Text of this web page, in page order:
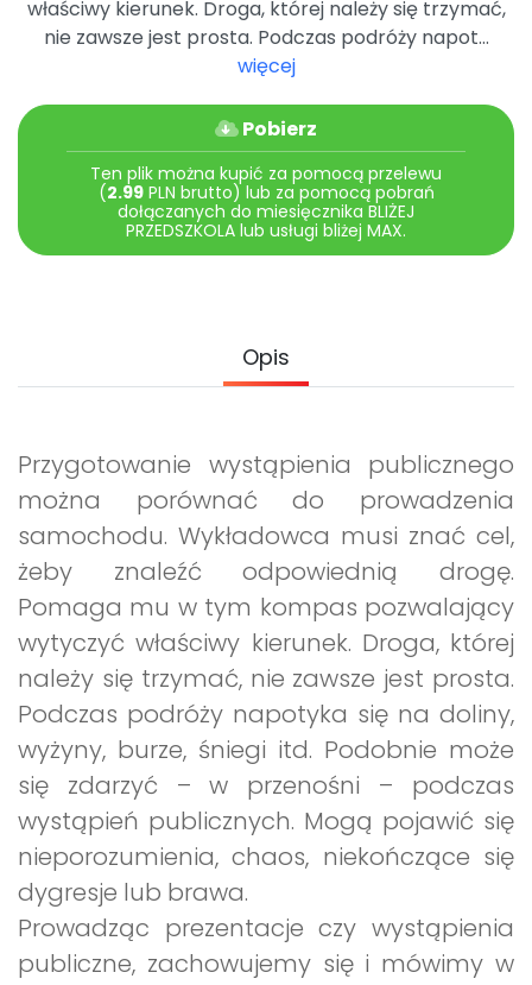
Archiwalne numery
Promocje
właściwy kierunek. Droga, której należy się trzymać,
nie zawsze jest prosta. Podczas podróży napot...
więcej
Pobierz
Ten plik można kupić za pomocą przelewu
(2.99PLN brutto) lub za pomocą pobrań
dołączanych do miesięcznika BLIŻEJ
PRZEDSZKOLA lub usługi bliżej MAX.
Opis
Przygotowanie wystąpienia publicznego
można porównać do prowadzenia
samochodu. Wykładowca musi znać cel,
żeby znaleźć odpowiednią drogę.
Pomaga mu w tym kompas pozwalający
wytyczyć właściwy kierunek. Droga, której
należy się trzymać, nie zawsze jest prosta.
Podczas podróży napotyka się na doliny,
wyżyny, burze, śniegi itd. Podobnie może
się zdarzyć – w przenośni – podczas
wystąpień publicznych. Mogą pojawić się
nieporozumienia, chaos, niekończące się
dygresje lub brawa.
Prowadząc prezentacje czy wystąpienia
publiczne, zachowujemy się i mówimy w